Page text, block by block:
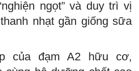
ngọt” và duy trì vị
nhạt gần giống sữa
của đạm A2 hữu cơ,